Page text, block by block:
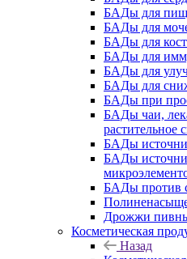
БАДы для
БАДы для
БАДы для
БАДы для
БАДы для
БАДы для
БАДы при
БАДы чаи,
растительное
БАДы
БАДы
БАДы против
Дрожжи
Косметическая
Назад